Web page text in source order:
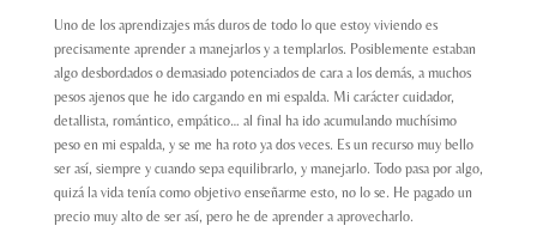
Uno de los aprendizajes más duros de todo lo que estoy viviendo es
precisamente aprender a manejarlos y a templarlos. Posiblemente estaban
algo desbordados o demasiado potenciados de cara a los demás, a muchos
pesos ajenos que he ido cargando en mi espalda. Mi carácter cuidador,
detallista, romántico, empático… al final ha ido acumulando muchísimo
peso en mi espalda, y se me ha roto ya dos veces. Es un recurso muy bello
ser así, siempre y cuando sepa equilibrarlo, y manejarlo. Todo pasa por algo,
quizá la vida tenía como objetivo enseñarme esto, no lo se. He pagado un
precio muy alto de ser así, pero he de aprender a aprovecharlo.